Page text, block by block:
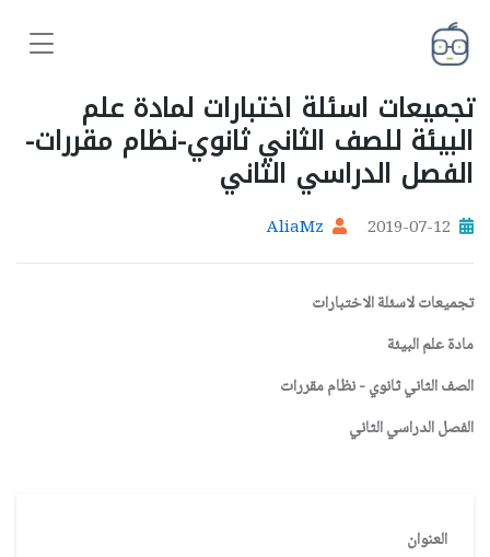
تجميعات اسئلة اختبارات لمادة علم
البيئة للصف الثاني ثانوي-نظام مقررات-
الفصل الدراسي الثاني
2019-07-12
AliaMz
تجميعات لاسئلة الاختبارات
مادة علم البيئة
الصف الثاني ثانوي - نظام مقررات
الفصل الدراسي الثاني
العنوان